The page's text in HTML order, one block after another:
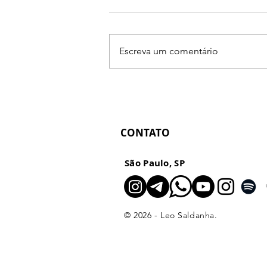
Escreva um comentário
CONTATO
São Paulo, SP
© 2026 - Leo Saldanha.